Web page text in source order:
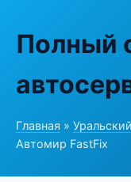
Полный
Главная »
Автомир FastFix